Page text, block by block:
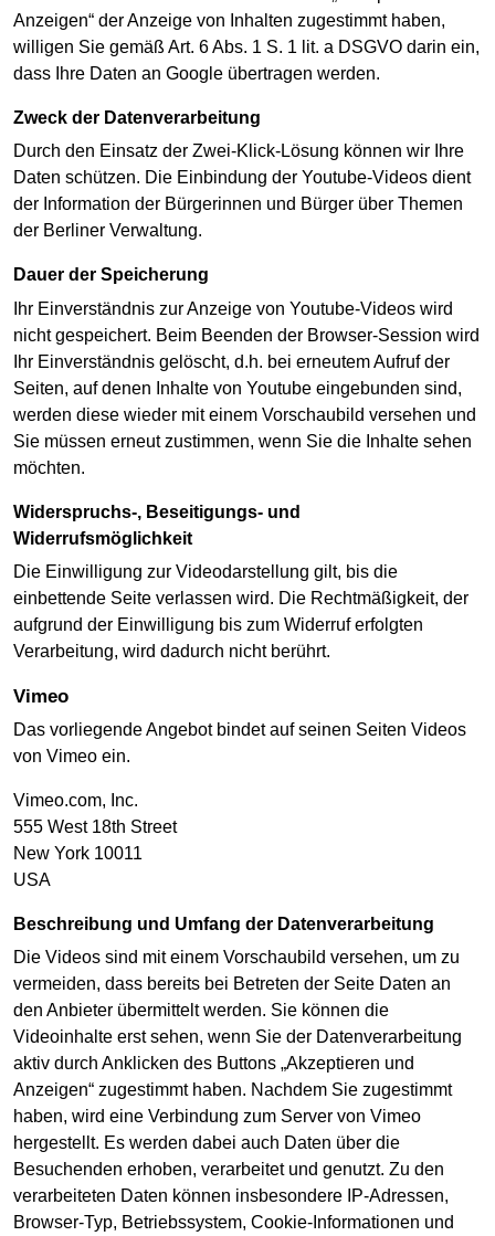
Anzeigen“ der Anzeige von Inhalten zugestimmt haben,
willigen Sie gemäß Art. 6 Abs. 1 S. 1 lit. a DSGVO darin ein,
dass Ihre Daten an Google übertragen werden.
Zweck der Datenverarbeitung
Durch den Einsatz der Zwei-Klick-Lösung können wir Ihre
Daten schützen. Die Einbindung der Youtube-Videos dient
der Information der Bürgerinnen und Bürger über Themen
der Berliner Verwaltung.
Dauer der Speicherung
Ihr Einverständnis zur Anzeige von Youtube-Videos wird
nicht gespeichert. Beim Beenden der Browser-Session wird
Ihr Einverständnis gelöscht, d.h. bei erneutem Aufruf der
Seiten, auf denen Inhalte von Youtube eingebunden sind,
werden diese wieder mit einem Vorschaubild versehen und
Sie müssen erneut zustimmen, wenn Sie die Inhalte sehen
möchten.
Widerspruchs-, Beseitigungs- und
Widerrufsmöglichkeit
Die Einwilligung zur Videodarstellung gilt, bis die
einbettende Seite verlassen wird. Die Rechtmäßigkeit, der
aufgrund der Einwilligung bis zum Widerruf erfolgten
Verarbeitung, wird dadurch nicht berührt.
Vimeo
Das vorliegende Angebot bindet auf seinen Seiten Videos
von Vimeo ein.
Vimeo.com, Inc.
555 West 18th Street
New York 10011
USA
Beschreibung und Umfang der Datenverarbeitung
Die Videos sind mit einem Vorschaubild versehen, um zu
vermeiden, dass bereits bei Betreten der Seite Daten an
den Anbieter übermittelt werden. Sie können die
Videoinhalte erst sehen, wenn Sie der Datenverarbeitung
aktiv durch Anklicken des Buttons „Akzeptieren und
Anzeigen“ zugestimmt haben. Nachdem Sie zugestimmt
haben, wird eine Verbindung zum Server von Vimeo
hergestellt. Es werden dabei auch Daten über die
Besuchenden erhoben, verarbeitet und genutzt. Zu den
verarbeiteten Daten können insbesondere IP-Adressen,
Browser-Typ, Betriebssystem, Cookie-Informationen und